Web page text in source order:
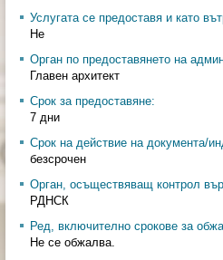
Услугата се предоставя и като
Не
Орган по предоставянето на
Главен архитект
Срок за предоставяне:
7 дни
Срок на действие на документа/
безсрочен
Орган, осъществяващ контрол
РДНСК
Ред, включително срокове за
Не се обжалва.